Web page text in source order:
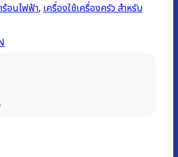
อนไฟฟ้า, เครื่องใช้เครื่องครัว สำหรับ